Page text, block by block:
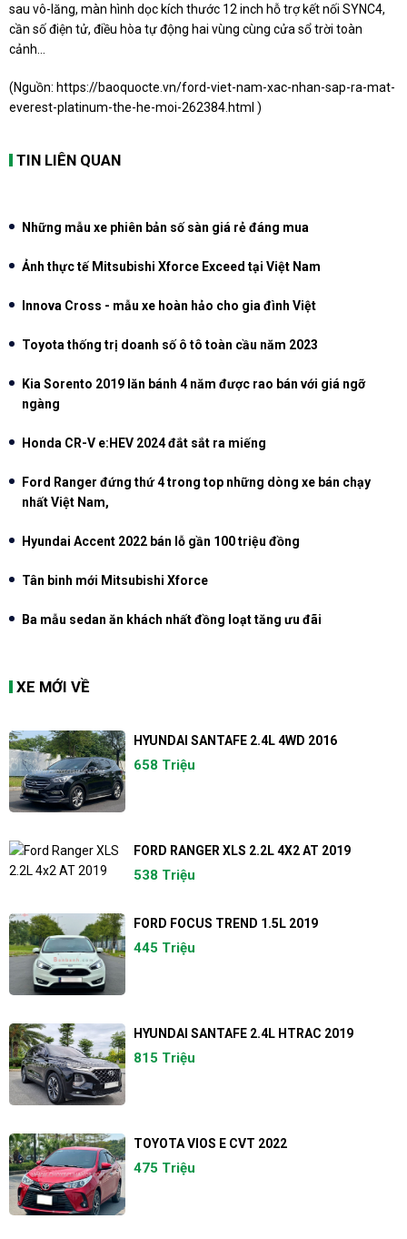
sau vô-lăng, màn hình dọc kích thước 12 inch hỗ trợ kết nối SYNC4,
cần số điện tử, điều hòa tự động hai vùng cùng cửa sổ trời toàn
cảnh…
(Nguồn: https://baoquocte.vn/ford-viet-nam-xac-nhan-sap-ra-mat-
everest-platinum-the-he-moi-262384.html )
TIN LIÊN QUAN
Những mẫu xe phiên bản số sàn giá rẻ đáng mua
Ảnh thực tế Mitsubishi Xforce Exceed tại Việt Nam
Innova Cross - mẫu xe hoàn hảo cho gia đình Việt
Toyota thống trị doanh số ô tô toàn cầu năm 2023
Kia Sorento 2019 lăn bánh 4 năm được rao bán với giá ngỡ
ngàng
Honda CR-V e:HEV 2024 đắt sắt ra miếng
Ford Ranger đứng thứ 4 trong top những dòng xe bán chạy
nhất Việt Nam,
Hyundai Accent 2022 bán lỗ gần 100 triệu đồng
Tân binh mới Mitsubishi Xforce
Ba mẫu sedan ăn khách nhất đồng loạt tăng ưu đãi
XE MỚI VỀ
HYUNDAI SANTAFE 2.4L 4WD 2016
658 Triệu
FORD RANGER XLS 2.2L 4X2 AT 2019
538 Triệu
FORD FOCUS TREND 1.5L 2019
445 Triệu
HYUNDAI SANTAFE 2.4L HTRAC 2019
815 Triệu
TOYOTA VIOS E CVT 2022
475 Triệu